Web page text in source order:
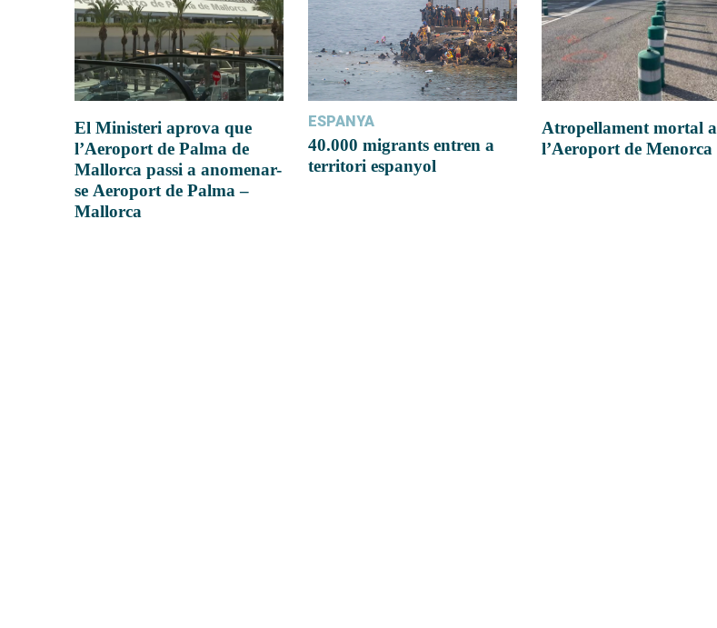
El Ministeri aprova que
l’Aeroport de Palma de
Mallorca passi a anomenar-
se Aeroport de Palma –
Mallorca
ESPANYA
40.000 migrants entren a
territori espanyol
Atropellament mortal a
l’Aeroport de Menorca